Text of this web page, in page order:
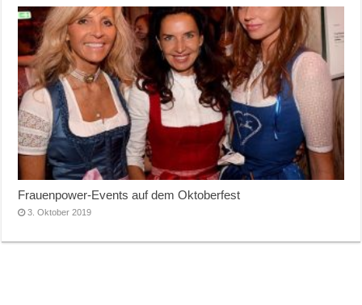
Frauenpower-Events auf dem Oktoberfest
3. Oktober 2019